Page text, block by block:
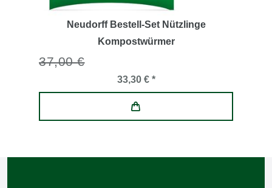
Neudorff Bestell-Set Nützlinge
Kompostwürmer
37,00 €
33,30 € *